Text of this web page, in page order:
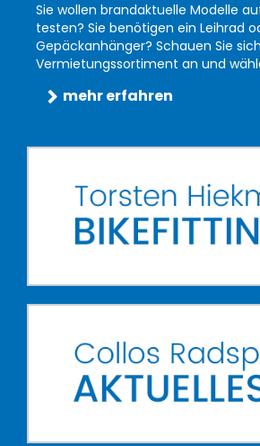
Sie wollen brandaktuelle Modelle
testen? Sie benötigen ein Leihrad
Gepäckanhänger? Schauen Sie
Vermietungssortiment an und
mehr erfahren